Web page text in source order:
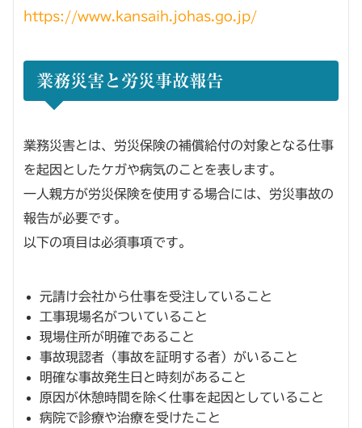
https://www.kansaih.johas.go.jp/
業務災害と労災事故報告
業務災害とは、労災保険の補償給付の対象となる仕事
を起因としたケガや病気のことを表します。
一人親方が労災保険を使用する場合には、労災事故の
報告が必要です。
以下の項目は必須事項です。
元請け会社から仕事を受注していること
工事現場名がついていること
現場住所が明確であること
事故現認者（事故を証明する者）がいること
明確な事故発生日と時刻があること
原因が休憩時間を除く仕事を起因としていること
病院で診療や治療を受けたこと